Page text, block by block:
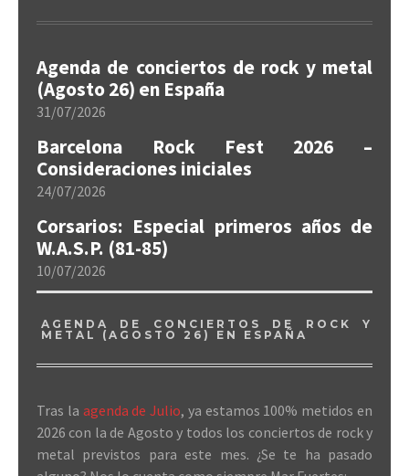
Agenda de conciertos de rock y metal
(Agosto 26) en España
31/07/2026
Barcelona Rock Fest 2026 –
Consideraciones iniciales
24/07/2026
Corsarios: Especial primeros años de
W.A.S.P. (81-85)
10/07/2026
AGENDA DE CONCIERTOS DE ROCK Y
METAL (AGOSTO 26) EN ESPAÑA
Tras la agenda de Julio, ya estamos 100% metidos en
2026 con la de Agosto y todos los conciertos de rock y
metal previstos para este mes. ¿Se te ha pasado